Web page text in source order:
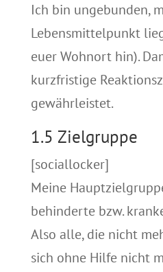
Ich bin ungebunden,
Lebensmittelpunkt
euer Wohnort hin).
kurzfristige
gewährleistet.
1.5 Zielgruppe
[sociallocker]
Meine
behinderte bzw.
Also alle, die nicht
sich ohne Hilfe nicht